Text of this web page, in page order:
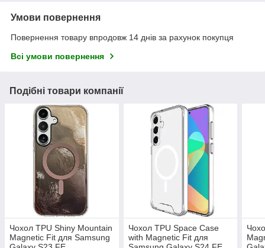
Умови повернення
Повернення товару впродовж 14 днів за рахунок покупця
Всі умови повернення
Подібні товари компанії
Чохол TPU Shiny Mountain
Magnetic Fit для Samsung
Чохол TPU Space Case
with Magnetic Fit для